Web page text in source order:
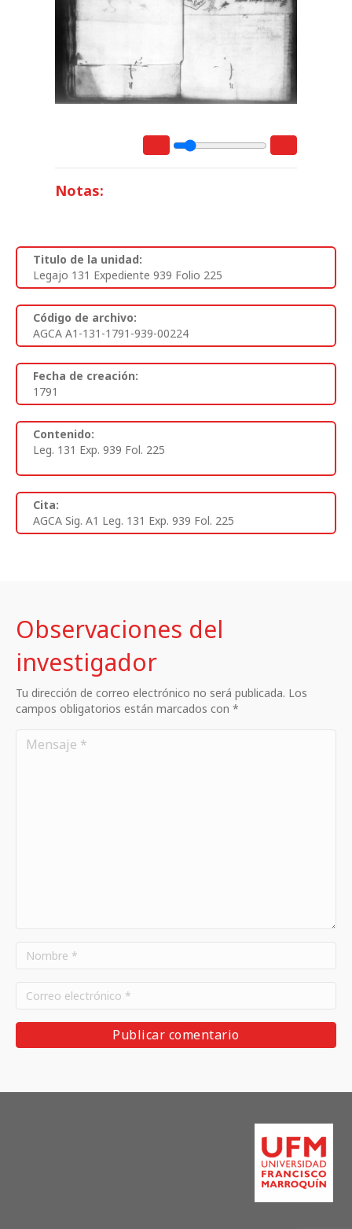
Notas:
Titulo de la unidad:
Legajo 131 Expediente 939 Folio 225
Código de archivo:
AGCA A1-131-1791-939-00224
Fecha de creación:
1791
Contenido:
Leg. 131 Exp. 939 Fol. 225
Cita:
AGCA Sig. A1 Leg. 131 Exp. 939 Fol. 225
Observaciones del
investigador
Tu dirección de correo electrónico no será publicada. Los
campos obligatorios están marcados con *